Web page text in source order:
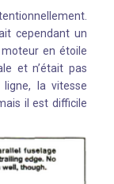
cependant un
en étoile
et n’était pas
la vitesse
il est difficile